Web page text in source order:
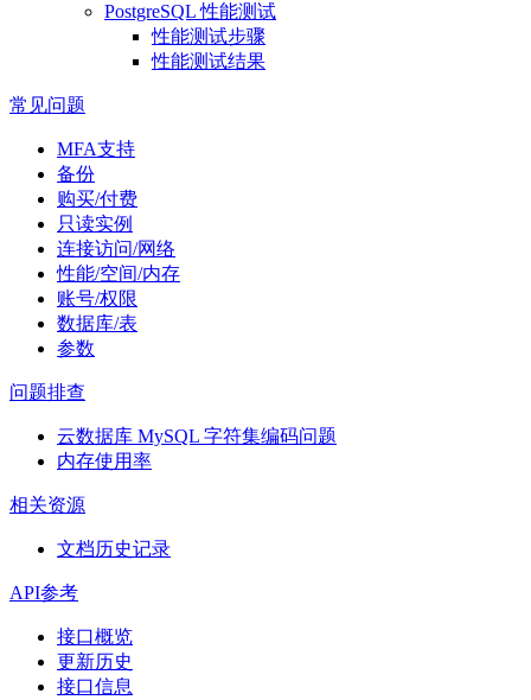
PostgreSQL 性能测试
性能测试步骤
性能测试结果
常见问题
MFA支持
备份
购买/付费
只读实例
连接访问/网络
性能/空间/内存
账号/权限
数据库/表
参数
问题排查
云数据库 MySQL 字符集编码问题
内存使用率
相关资源
文档历史记录
API参考
接口概览
更新历史
接口信息